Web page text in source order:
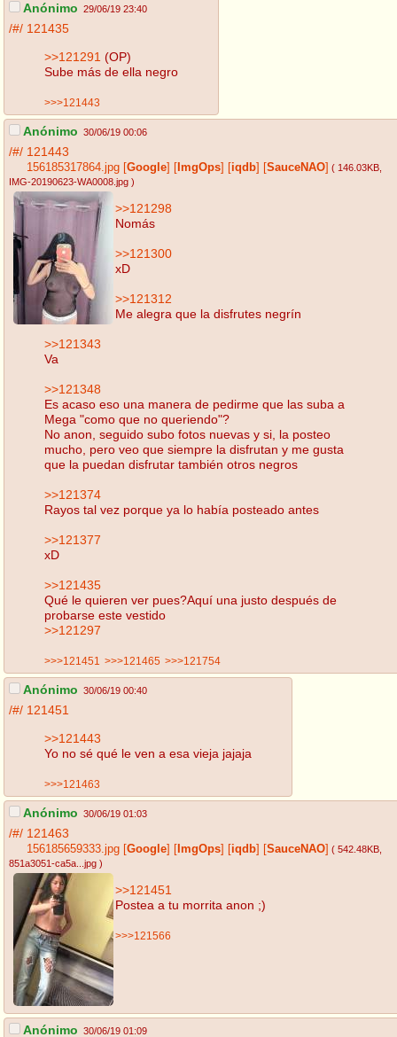
Anónimo 29/06/19 23:40
/#/ 121435
>>121291 (OP)
Sube más de ella negro
>>>121443
Anónimo 30/06/19 00:06
/#/ 121443
156185317864.jpg Google ImgOps iqdb SauceNAO ( 146.03KB
IMG-20190623-WA0008.jpg )
>>121298
Nomás
>>121300
xD
>>121312
Me alegra que la disfrutes negrín
>>121343
Va
>>121348
Es acaso eso una manera de pedirme que las suba a
Mega "como que no queriendo"?
No anon, seguido subo fotos nuevas y si, la posteo
mucho, pero veo que siempre la disfrutan y me gusta
que la puedan disfrutar también otros negros
>>121374
Rayos tal vez porque ya lo había posteado antes
>>121377
xD
>>121435
Qué le quieren ver pues?Aquí una justo después de
probarse este vestido
>>121297
>>>121451 >>>121465 >>>121754
Anónimo 30/06/19 00:40
/#/ 121451
>>121443
Yo no sé qué le ven a esa vieja jajaja
>>>121463
Anónimo 30/06/19 01:03
/#/ 121463
156185659333.jpg Google ImgOps iqdb SauceNAO ( 542.48KB
851a3051-ca5a...jpg )
>>121451
Postea a tu morrita anon ;)
>>>121566
Anónimo 30/06/19 01:09